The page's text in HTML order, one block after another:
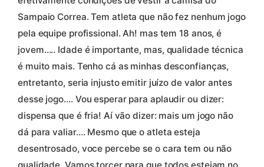
Sampaio Correa. Tem atleta que não fez nenhum jogo
pela equipe profissional. Ah! mas tem 18 anos, é
jovem….. Idade é importante, mas, qualidade técnica
é muito mais. Tenho cá as minhas desconfianças,
entretanto, seria injusto emitir juízo de valor antes
desse jogo…. Vou esperar para aplaudir ou dizer:
dispensa que é fria! Aí vão dizer: mais um jogo não
dá para valiar…. Mesmo que o atleta esteja
desentrosado, voce percebe se o cara tem ou não